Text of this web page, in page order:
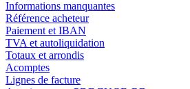
Informations manquantes
Référence acheteur
Paiement et IBAN
TVA et autoliquidation
Totaux et arrondis
Acomptes
Lignes de facture